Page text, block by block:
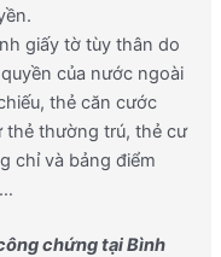
giấy tờ tùy thân do
của nước ngoài
thẻ căn cước
thẻ thường trú, thẻ cư
chỉ và bảng điểm
chứng tại Bình